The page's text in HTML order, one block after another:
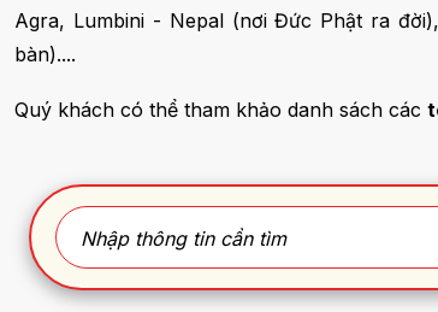
Agra, Lumbini - Nepal (nơi Đức Phật ra
bàn)....
Quý khách có thể tham khảo danh sách các